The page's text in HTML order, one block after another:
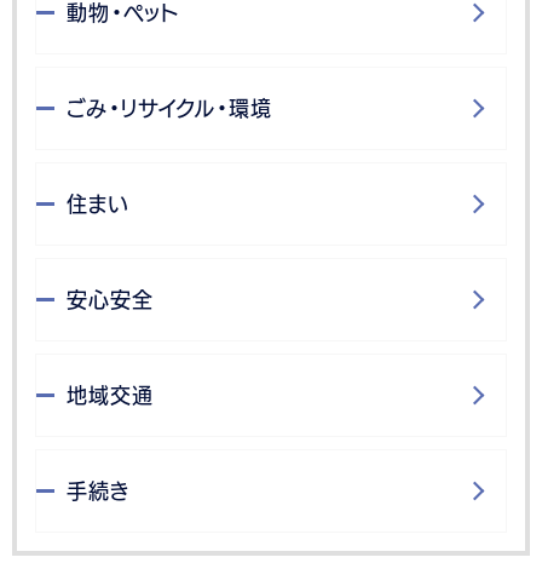
動物・ペット
ごみ・リサイクル・環境
住まい
安心安全
地域交通
手続き